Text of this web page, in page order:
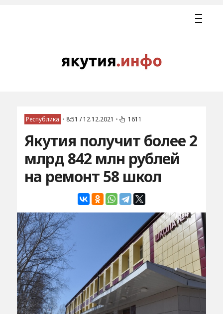
Республика • 8:51 / 12.12.2021 • 1611
Якутия получит более 2
млрд 842 млн рублей
на ремонт 58 школ